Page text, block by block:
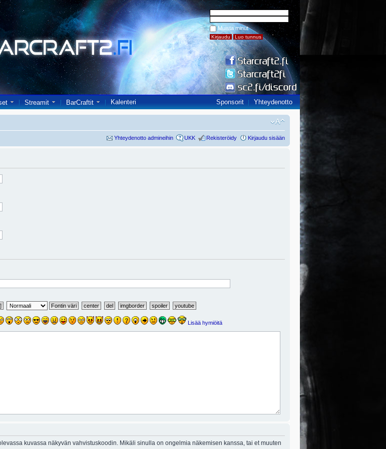
Muista minut
Streamit BarCraftit Kalenteri Sponsorit Yhteydenotto
Yhteydenotto admineihin UKK Rekisteröidy Kirjaudu sisään
Lisää hymiöitä
kuvassa näkyvän vahvistuskoodin. Mikäli sinulla on ongelmia näkemisen kanssa, tai et muuten